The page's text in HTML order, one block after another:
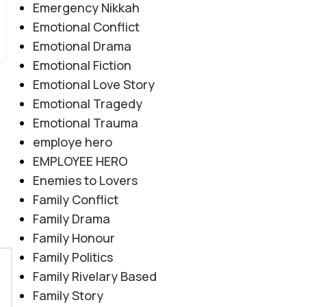
Emergency Nikkah
Emotional Conflict
Emotional Drama
Emotional Fiction
Emotional Love Story
Emotional Tragedy
Emotional Trauma
employe hero
EMPLOYEE HERO
Enemies to Lovers
Family Conflict
Family Drama
Family Honour
Family Politics
Family Rivelary Based
Family Story